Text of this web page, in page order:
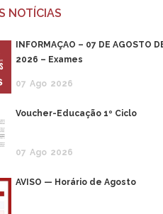
NOTÍCIAS
INFORMAÇÃO – 07 DE AGOSTO
2026 – Exames
07 Ago 2026
Voucher-Educação 1º Ciclo
07 Ago 2026
AVISO — Horário de Agosto